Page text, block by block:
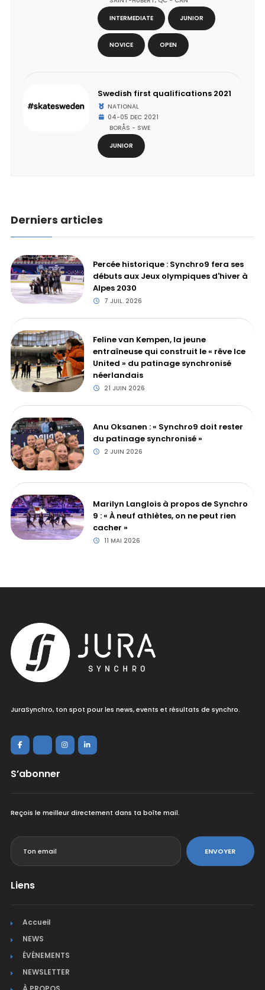
INTERMEDIATE
JUNIOR
NOVICE OPEN
Swedish first qualifications 2021
NATIONAL
04-05 DEC 2021
BORÅS - SWE
JUNIOR
Derniers articles
Percée historique : Synchro9 fera ses
débuts aux Jeux olympiques d'hiver à
Alpes 2030
7 JUIL. 2026
Feline van Kempen, la jeune
entraîneuse qui construit le « rêve Ice
United » du patinage synchronisé
néerlandais
21 JUIN 2026
Anu Oksanen : « Synchro9 doit rester
du patinage synchronisé »
2 JUIN 2026
Marilyn Langlois à propos de Synchro
9 : « À neuf athlètes, on ne peut rien
cacher »
11 MAI 2026
JuraSynchro, ton spot pour les news, events et résultats de synchro.
S’abonner
Reçois le meilleur directement dans ta boîte mail.
ENVOYER
Liens
Accueil
NEWS
ÉVÉNEMENTS
NEWSLETTER